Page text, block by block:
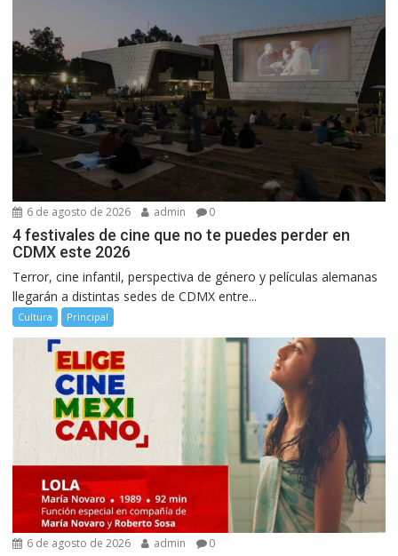
6 de agosto de 2026 admin 0
4 festivales de cine que no te puedes perder en
CDMX este 2026
Terror, cine infantil, perspectiva de género y películas alemanas
llegarán a distintas sedes de CDMX entre...
Cultura Principal
6 de agosto de 2026 admin 0